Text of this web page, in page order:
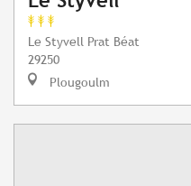
Le Styvell Prat Béat
29250
Plougoulm